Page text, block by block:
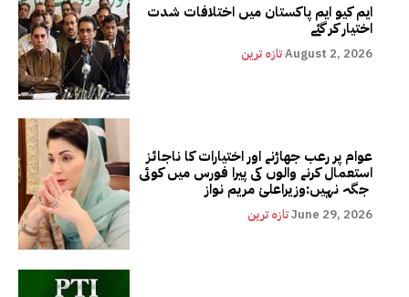
ایم کیو ایم پاکستان میں اختلافات شدت
اختیار کر گئے
تازہ ترینAugust 2, 2026
عوام پر رعب جھاڑنے اور اختیارات کا ناجائز
استعمال کرنے والوں کی پیرا فورس میں کوئی
تازہ ترینJune 29, 2026